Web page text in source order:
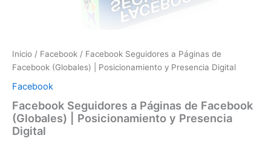
Inicio / Facebook / Facebook Seguidores a Páginas de
Facebook (Globales) | Posicionamiento y Presencia Digital
Facebook
Facebook Seguidores a Páginas de Facebook
(Globales) | Posicionamiento y Presencia
Digital